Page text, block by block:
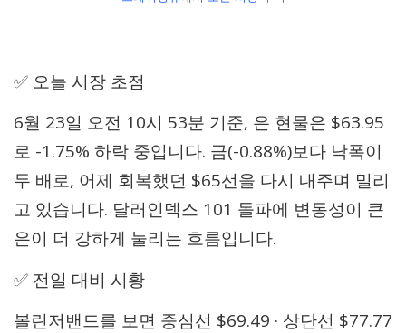
✅ 오늘 시장 초점
6월 23일 오전 10시 53분 기준, 은 현물은 $63.95
로 -1.75% 하락 중입니다. 금(-0.88%)보다 낙폭이
두 배로, 어제 회복했던 $65선을 다시 내주며 밀리
고 있습니다. 달러인덱스 101 돌파에 변동성이 큰
은이 더 강하게 눌리는 흐름입니다.
✅ 전일 대비 시황
볼린저밴드를 보면 중심선 $69.49 · 상단선 $77.77